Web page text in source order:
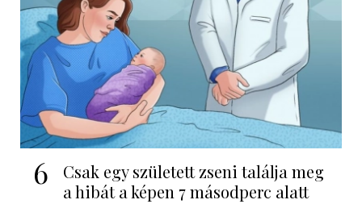
6
Csak egy született zseni találja meg
a hibát a képen 7 másodperc alatt